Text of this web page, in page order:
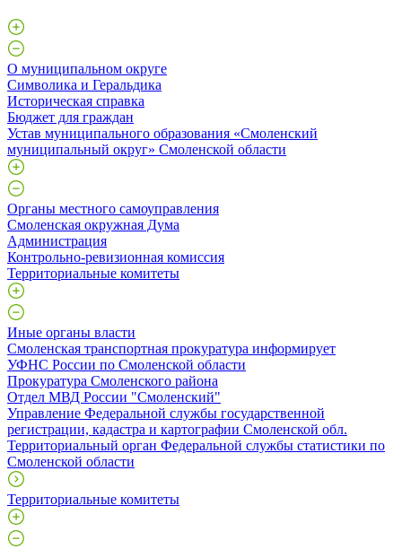
О муниципальном округе
Символика и Геральдика
Историческая справка
Бюджет для граждан
Устав муниципального образования «Смоленский
муниципальный округ» Смоленской области
Органы местного самоуправления
Смоленская окружная Дума
Администрация
Контрольно-ревизионная комиссия
Территориальные комитеты
Иные органы власти
Смоленская транспортная прокуратура информирует
УФНС России по Смоленской области
Прокуратура Смоленского района
Отдел МВД России "Смоленский"
Управление Федеральной службы государственной
регистрации, кадастра и картографии Смоленской обл.
Территориальный орган Федеральной службы статистики по
Смоленской области
Территориальные комитеты